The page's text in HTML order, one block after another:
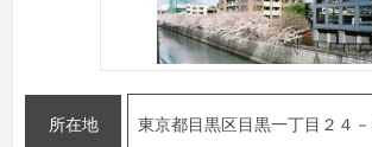
所在地 東京都目黒区目黒一丁目２４－